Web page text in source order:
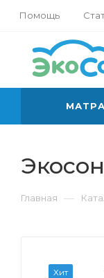
Помощь
Главная —
Хит